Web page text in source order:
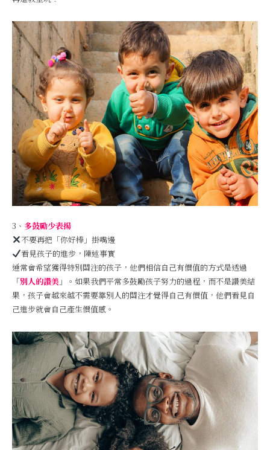
3、 多鼓勵少表揚
不要再把「你好棒」掛嘴邊
看見孩子的進步，陳述事實
通常會希望獲得特別關注的孩子，他們相信自己有價值的方式是透過
「別人的讚美 」。如果我們平常多鼓勵孩子努力的過程，而不是讚美結
果，孩子會越來越不需要靠別人的關注才覺得自己有價值，他們看見自
己進步就會自己產生價值感。